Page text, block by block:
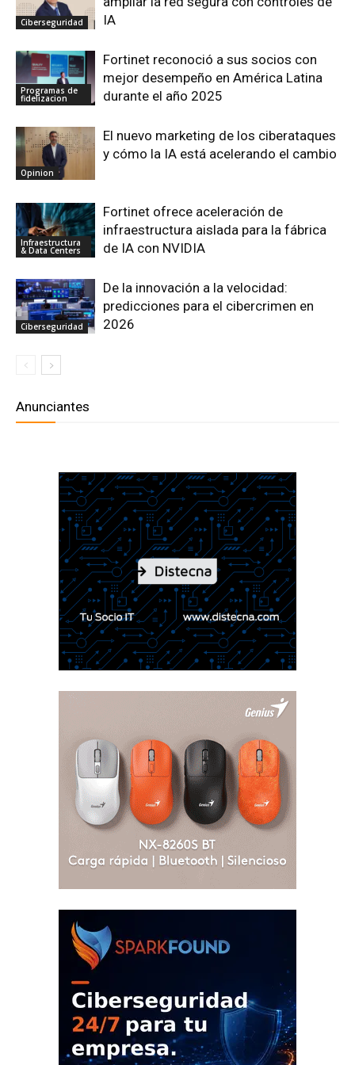
Ciberseguridad
IA
Programas de
fidelizacion
Fortinet reconoció a sus socios con
mejor desempeño en América Latina
durante el año 2025
Opinion
El nuevo marketing de los ciberataques
y cómo la IA está acelerando el cambio
Infraestructura
& Data Centers
Fortinet ofrece aceleración de
infraestructura aislada para la fábrica
de IA con NVIDIA
Ciberseguridad
De la innovación a la velocidad:
predicciones para el cibercrimen en
2026
Anunciantes